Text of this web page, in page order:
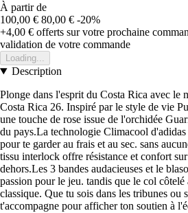
À partir de
100,00 € 80,00 € -20%
+4,00 € offerts sur votre prochaine
validation de votre commande
Loading...
Description
Plonge dans l'esprit du Costa Rica avec le
Costa Rica 26. Inspiré par le style de vie
une touche de rose issue de l'orchidée
du pays.La technologie Climacool
pour te garder au frais et au sec. sans
tissu interlock offre résistance et confort
dehors.Les 3 bandes audacieuses et le
passion pour le jeu. tandis que le col côtelé
classique. Que tu sois dans les tribunes ou
t'accompagne pour afficher ton soutien à